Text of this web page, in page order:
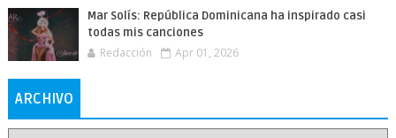
Mar Solís: República Dominicana ha inspirado casi
todas mis canciones
Redacción Apr 01, 2026
ARCHIVO